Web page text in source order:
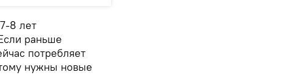
8 лет
раньше
потребляет
нужны новые